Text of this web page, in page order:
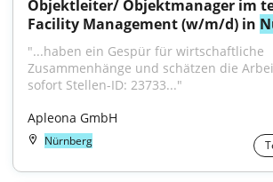
Objektleiter/ Objektmanager im
Facility Management (w/m/d) in
"...haben ein Gespür für wirtschaftliche
Zusammenhänge und schätzen die
sofort Stellen-ID: 23733..."
Apleona GmbH
Nürnberg